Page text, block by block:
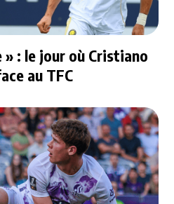
» : le jour où Cristiano
au TFC